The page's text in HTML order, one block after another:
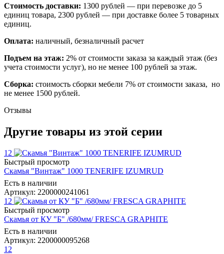
Стоимость доставки: 1300 рублей — при перевозке до 5
единиц товара, 2300 рублей — при доставке более 5 товарных
единиц.
Оплата: наличный, безналичный расчет
Подъем на этаж: 2% от стоимости заказа за каждый этаж (без
учета стоимости услуг), но не менее 100 рублей за этаж.
Сборка: стоимость сборки мебели 7% от стоимости заказа, но
не менее 1500 рублей.
Отзывы
Другие товары из этой серии
12
Быстрый просмотр
Скамья "Винтаж" 1000 TENERIFE IZUMRUD
Есть в наличии
Артикул: 2200000241061
12
Быстрый просмотр
Скамья от КУ "Б" /680мм/ FRESCA GRAPHITE
Есть в наличии
Артикул: 2200000095268
12